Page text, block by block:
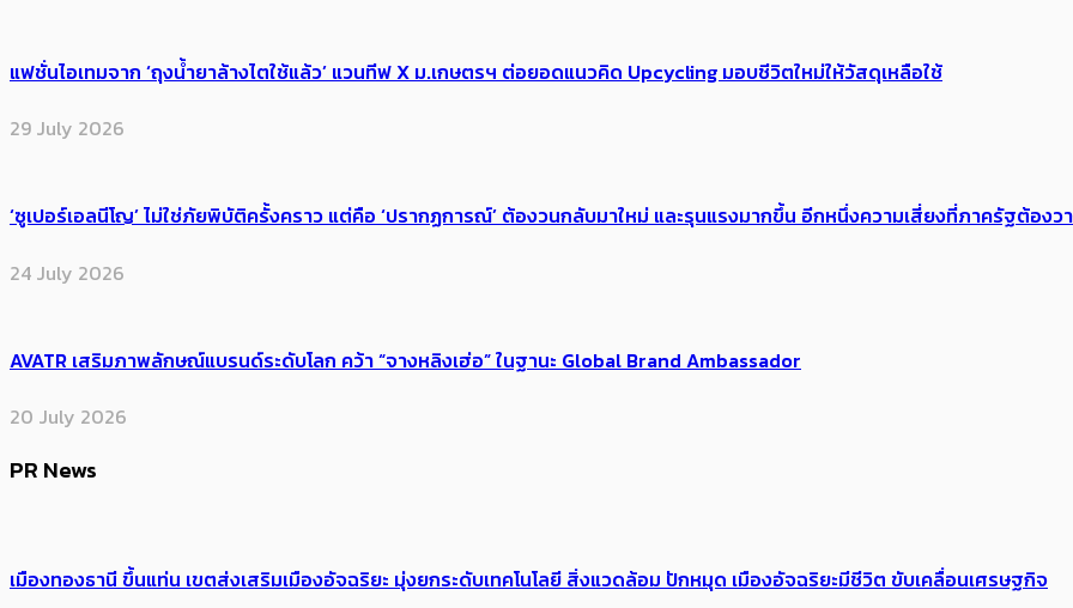
แฟชั่นไอเทมจาก ‘ถุงน้ำยาล้างไตใช้แล้ว’ แวนทีฟ X ม.เกษตรฯ ต่อยอดแนวคิด Upcycling มอบชีวิตใหม่ให้วัสดุเหลือใช้
29 July 2026
‘ซูเปอร์เอลนีโญ’ ไม่ใช่ภัยพิบัติครั้งคราว แต่คือ ‘ปรากฏการณ์’ ​ต้อง​วนกลับมาใหม่ และรุนแรงมากขึ้น อีกหนึ่งความเสี่ยงที่ภาครัฐต้อง
24 July 2026
AVATR เสริมภาพลักษณ์แบรนด์ระดับโลก คว้า “จางหลิงเฮ่อ” ในฐานะ Global Brand Ambassador
20 July 2026
PR News
เมืองทองธานี ขึ้นแท่น เขตส่งเสริมเมืองอัจฉริยะ มุ่งยกระดับเทคโนโลยี สิ่งแวดล้อม ปักหมุด เมืองอัจฉริยะมีชีวิต ขับเคลื่อนเศรษฐกิจ